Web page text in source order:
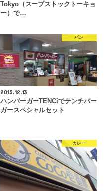
Tokyo（スープストックトーキョ
ー）で…
パン
2015.12.13
ハンバーガーTENCiでテンチバー
ガースペシャルセット
カレー